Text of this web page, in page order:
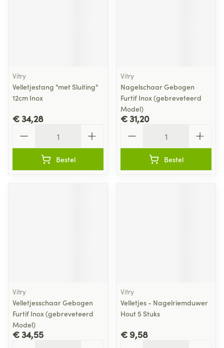
Vitry
Velletjestang "met Sluiting"
12cm Inox
€ 34,28
Bestel
Vitry
Nagelschaar Gebogen
Furtif Inox (gebreveteerd
Model)
€ 31,20
Bestel
Vitry
Velletjesschaar Gebogen
Furtif Inox (gebreveteerd
Model)
€ 34,55
Vitry
Velletjes - Nagelriemduwer
Hout 5 Stuks
€ 9,58